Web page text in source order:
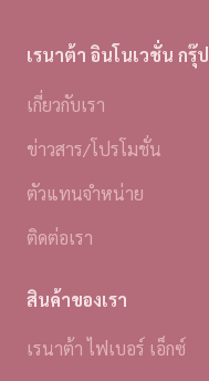
เรนาต้า อินโนเวชั่น กรุ๊ป
เกี่ยวกับเรา
ข่าวสาร/โปรโมชั่น
ตัวแทนจำหน่าย
ติดต่อเรา
สินค้าของเรา
เรนาต้า ไฟเบอร์ เอ็กซ์